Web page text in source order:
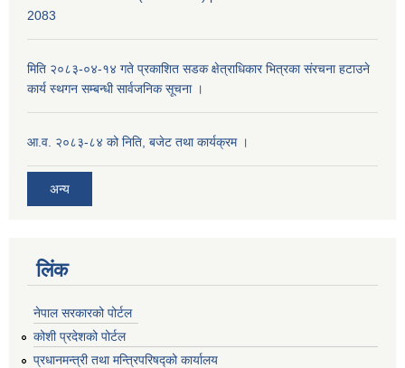
2083
मिति २०८३-०४-१४ गते प्रकाशित सडक क्षेत्राधिकार भित्रका संरचना हटाउने
कार्य स्थगन सम्बन्धी सार्वजनिक सूचना ।
आ.व. २०८३-८४ को निति, बजेट तथा कार्यक्रम ।
अन्य
लिंक
नेपाल सरकारको पोर्टल
कोशी प्रदेशको पोर्टल
प्रधानमन्‍त्री तथा मन्‍त्रिपरिषद्को कार्यालय